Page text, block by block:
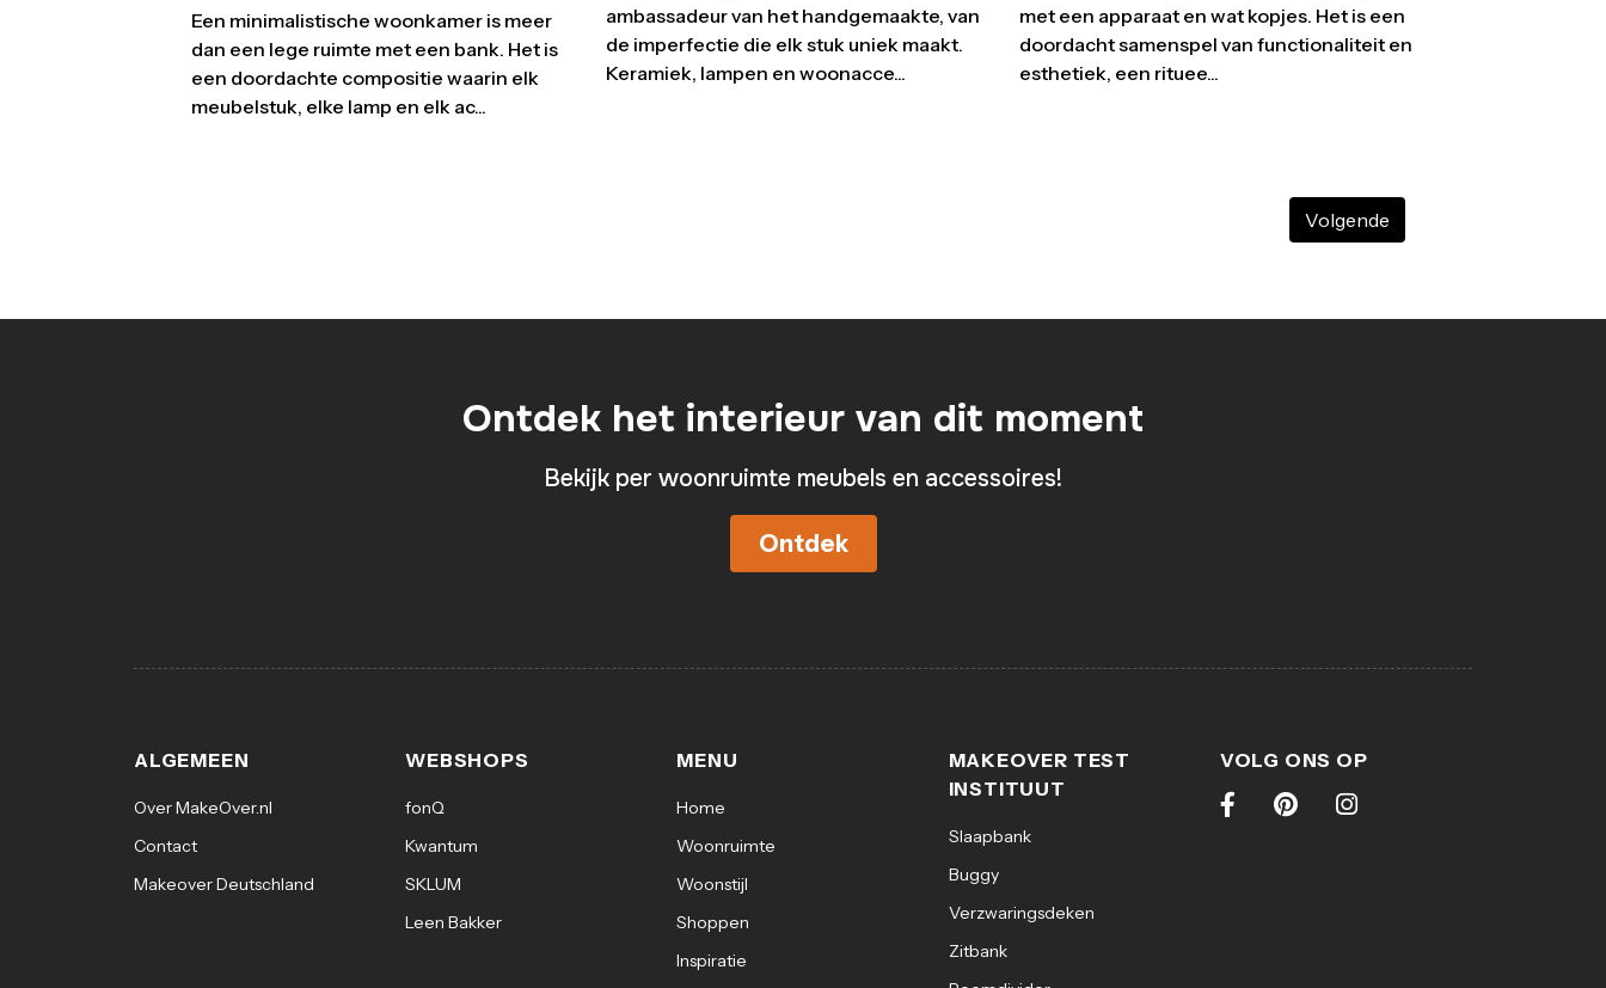
Een minimalistische woonkamer is meer
dan een lege ruimte met een bank. Het is
een doordachte compositie waarin elk
meubelstuk, elke lamp en elk ac...
ambassadeur van het handgemaakte, van
de imperfectie die elk stuk uniek maakt.
Keramiek, lampen en woonacce...
met een apparaat en wat kopjes. Het is een
doordacht samenspel van functionaliteit en
esthetiek, een rituee...
Volgende
Ontdek het interieur van dit moment
Bekijk per woonruimte meubels en accessoires!
Ontdek
ALGEMEEN
Over MakeOver.nl
Contact
Makeover Deutschland
WEBSHOPS
fonQ
Kwantum
SKLUM
Leen Bakker
MENU
Home
Woonruimte
Woonstijl
Shoppen
Inspiratie
MAKEOVER TEST
INSTITUUT
Slaapbank
Buggy
Verzwaringsdeken
Zitbank
VOLG ONS OP